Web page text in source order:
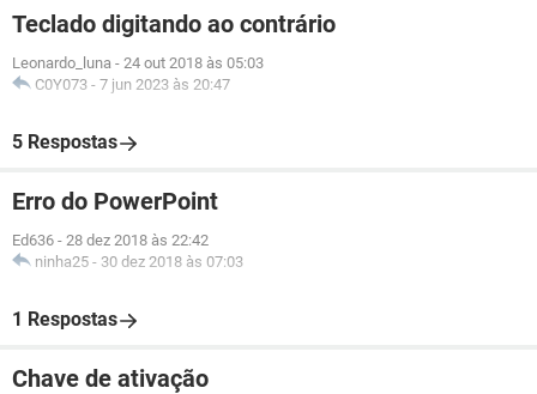
Teclado digitando ao contrário
Leonardo_luna - 24 out 2018 às 05:03
C0Y073 - 7 jun 2023 às 20:47
5 Respostas
Erro do PowerPoint
Ed636 - 28 dez 2018 às 22:42
ninha25 - 30 dez 2018 às 07:03
1 Respostas
Chave de ativação